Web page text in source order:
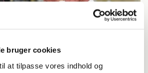
bruger cookies
at tilpasse vores indhold og